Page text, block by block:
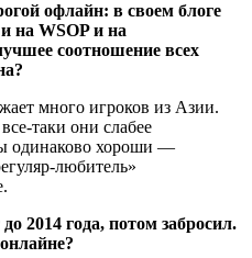
офлайн: в своем блоге
на WSOP и на
соотношение всех
много игроков из Азии.
таки они слабее
одинаково хороши —
любитель»
до 2014 года, потом забросил.